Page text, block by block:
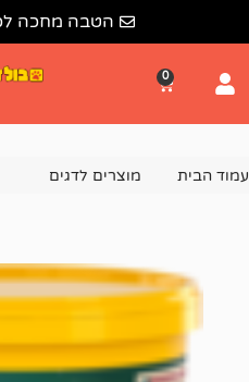
הטבה מחכה לכם בעגלת
לדגים מזון לדגים